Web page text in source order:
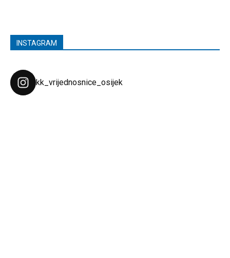
INSTAGRAM
kk_vrijednosnice_osijek